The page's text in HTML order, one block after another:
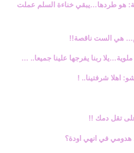
هو طردها…يبقي خناءة السلم عملت
هي الست ناقصة!!
ربنا يفرجها علينا جميعا.. …
اهلا شرفتينا.. !
تقل دمك !!
هدومي في انهي اودة؟